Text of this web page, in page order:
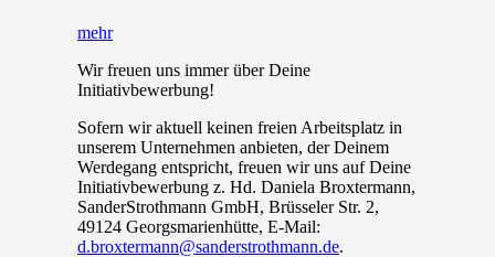
mehr
Wir freuen uns immer über Deine
Initiativbewerbung!
Sofern wir aktuell keinen freien Arbeitsplatz in
unserem Unternehmen anbieten, der Deinem
Werdegang entspricht, freuen wir uns auf Deine
Initiativbewerbung z. Hd. Daniela Broxtermann,
SanderStrothmann GmbH, Brüsseler Str. 2,
49124 Georgsmarienhütte, E-Mail:
d.broxtermann@sanderstrothmann.de.